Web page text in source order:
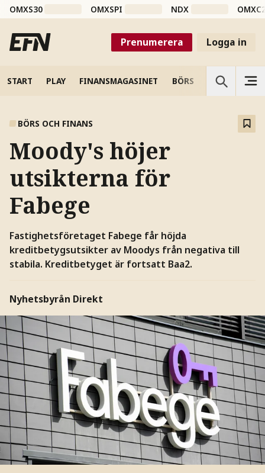
OMXS30 OMXSPI NDX
Prenumerera Logga in
START PLAY FINANSMAGASINET BÖRS VETENSKAP
BÖRS OCH FINANS
Moody's höjer
utsikterna för
Fabege
Fastighetsföretaget Fabege får höjda
kreditbetygsutsikter av Moodys från negativa till
stabila. Kreditbetyget är fortsatt Baa2.
Nyhetsbyrån Direkt